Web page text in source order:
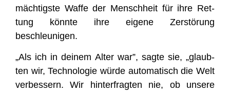
mäch­tigs­te Waf­fe der Mensch­heit für ihre Ret­
tung könn­te ihre eige­ne Zer­stö­rung
beschleunigen.
„Als ich in dei­nem Alter war”, sag­te sie, „glaub­
ten wir, Tech­no­lo­gie wür­de auto­ma­tisch die Welt
ver­bes­sern. Wir hin­ter­frag­ten nie, ob unse­re